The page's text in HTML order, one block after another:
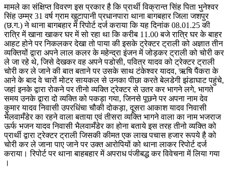
मामले का संक्षिप्त विवरण इस प्रकार है कि प्रार्थी विक्रान्त सिंह पिता भुनेश्वर
सिंह उम्म्र 31 वर्ष ग्राम खुटापानी प्रधानपारा थाना बागबहार जिला जशपुर
(छ.ग.) ने थाना बागबहार में रिपोर्ट दर्ज कराया कि यह दिनांक 08.01.25 की
रात्रि में खाना खाकर घर में सो रहा था कि करीब 11.00 बजे रात्रि घर के बाहर
आहट होने पर निकलकर देखा तो पाया की इसके ट्रेक्टर ट्राली को अज्ञात तीन
व्यक्तियों द्वारा अपने लाल कलर के महेन्द्रा इंजन में जोड़कर ट्राली को चोरी कर
ले जा रहे थे, जिसे देखकर वह अपने पडोसी, पवित्र यादव को ट्रेक्टर ट्राली
चोरी कर ले जाने की बात बताने पर उसके साथ टंकेश्वर यादव, ऋषि पैंकरा के
आने के बाद वे चारों मोटर सायकल से उनका पीछा करते बेलडेगी झंडाघाट पहुंचे,
जहां इनके द्वारा रोकने पर तीनो व्यक्ति ट्रेक्टर से उतर कर भागने लगे, भागते
समय उनके द्वारा दो व्यक्ति को पकड़ा गया, जिनसे पूछने पर अपना नाम देव
कुमार यादव निवासी उपरधिंचा चौकी दोकड़ा, दूसरा आकाश यादव निवासी
भैलवामँडेर का रहने वाला बताया एवं तीसरा व्यक्ति भागने वाला का नाम भजराज
ऊर्फ भजन यादव निवासी भैलवामँडेर का होना बताये इस तरह तीनो व्यक्ति को
प्रार्थी द्वारा ट्रेक्टर ट्राली जिसकी कीमत एक लाख पचास हजार रूपये है को
चोरी कर ले जाना पाए जाने पर उक्त आरोपियों को थाना लाकर रिपोर्ट दर्ज
कराया। रिपोर्ट पर थाना बाहबहार में अपराध पंजीबद्ध कर विवेचना में लिया गया
।